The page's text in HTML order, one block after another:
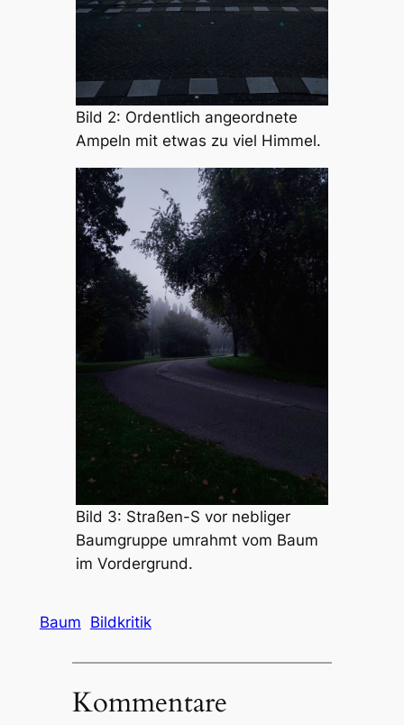
Bild 2: Ordentlich angeordnete
Ampeln mit etwas zu viel Himmel.
Bild 3: Straßen-S vor nebliger
Baumgruppe umrahmt vom Baum
im Vordergrund.
Baum Bildkritik
Kommentare